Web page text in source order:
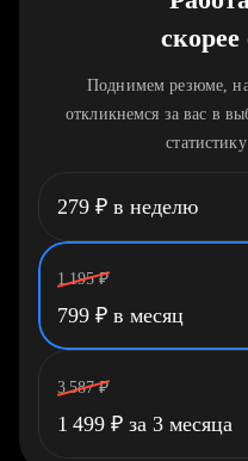
скорее
Поднимем резюме,
откликнемся за вас в
279 ₽ в неделю
1 195 ₽
799 ₽ в месяц
3 587 ₽
1 499 ₽ за 3 месяца